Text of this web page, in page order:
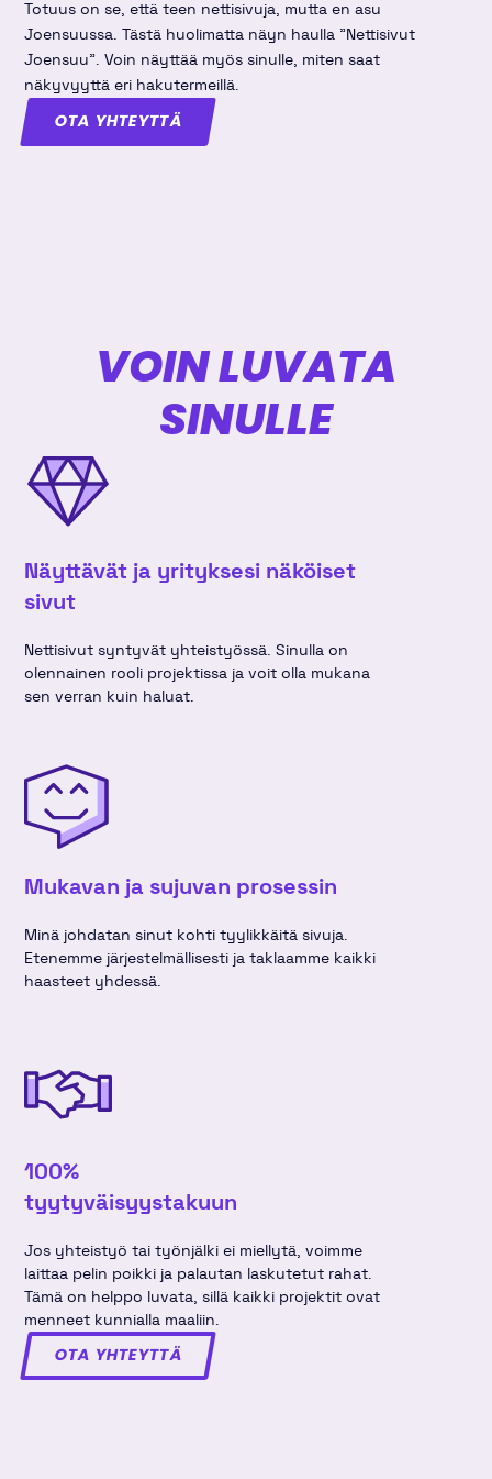
Totuus on se, että teen nettisivuja, mutta en asu
Joensuussa. Tästä huolimatta näyn haulla "Nettisivut
Joensuu". Voin näyttää myös sinulle, miten saat
näkyvyyttä eri hakutermeillä.
OTA YHTEYTTÄ
VOIN LUVATA
SINULLE
Näyttävät ja yrityksesi näköiset
sivut
Nettisivut syntyvät yhteistyössä. Sinulla on
olennainen rooli projektissa ja voit olla mukana
sen verran kuin haluat.
Mukavan ja sujuvan prosessin
Minä johdatan sinut kohti tyylikkäitä sivuja.
Etenemme järjestelmällisesti ja taklaamme kaikki
haasteet yhdessä.
100%
tyytyväisyys­takuun
Jos yhteistyö tai työnjälki ei miellytä, voimme
laittaa pelin poikki ja palautan laskutetut rahat.
Tämä on helppo luvata, sillä kaikki projektit ovat
menneet kunnialla maaliin.
OTA YHTEYTTÄ